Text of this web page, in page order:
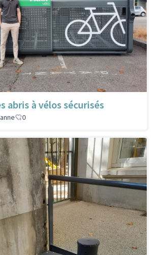
abris à vélos sécurisés
0